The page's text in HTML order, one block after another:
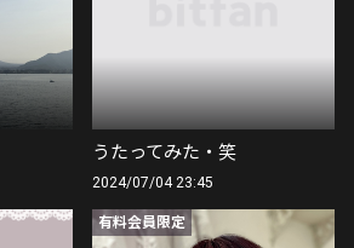
うたってみた・笑
2024/07/04 23:45
有料会員限定